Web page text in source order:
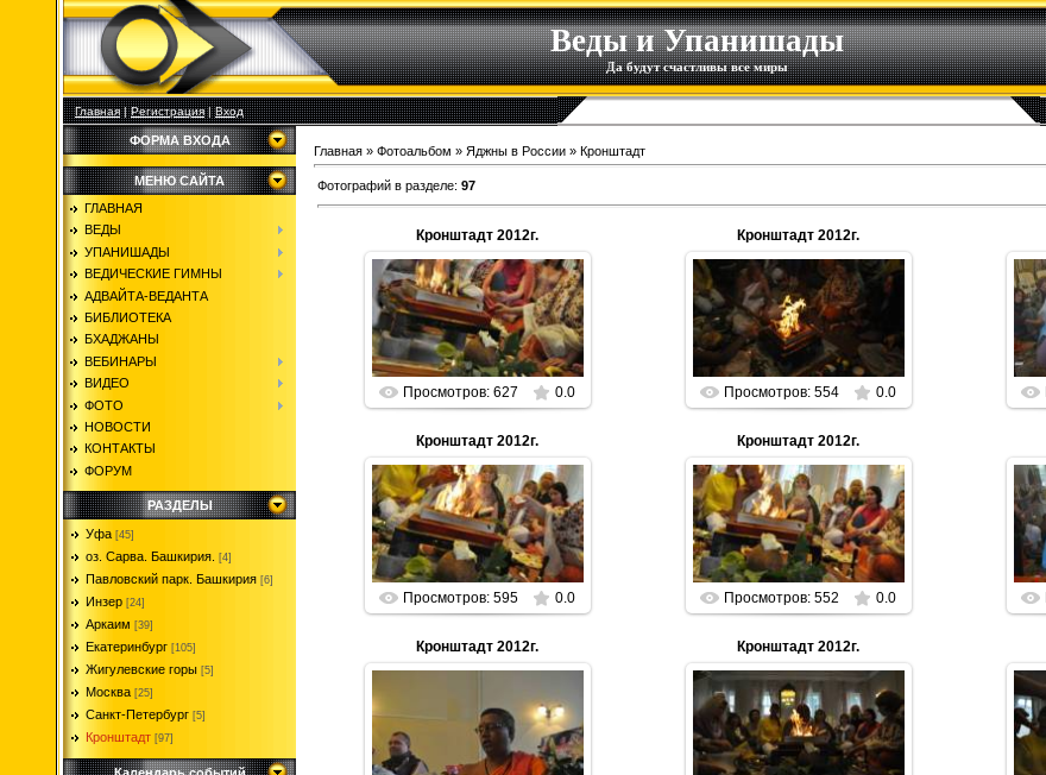
Веды и Упанишады
Да будут счастливы все миры
Главная|Регистрация|Вход
ФОРМА ВХОДА
МЕНЮ САЙТА
ГЛАВНАЯ
ВЕДЫ
УПАНИШАДЫ
ВЕДИЧЕСКИЕ ГИМНЫ
АДВАЙТА-ВЕДАНТА
БИБЛИОТЕКА
БХАДЖАНЫ
ВЕБИНАРЫ
ВИДЕО
ФОТО
НОВОСТИ
КОНТАКТЫ
ФОРУМ
РАЗДЕЛЫ
Уфа [45]
оз. Сарва. Башкирия. [4]
Павловский парк. Башкирия [6]
Инзер [24]
Аркаим [39]
Екатеринбург [105]
Жигулевские горы [5]
Москва [25]
Санкт-Петербург [5]
Кронштадт [97]
Главная » Фотоальбом » Яджны в России » Кронштадт
Фотографий в разделе: 97
Кронштадт 2012г.
01.01.2013
Parabrahman
Просмотров: 627 0.0
Кронштадт 2012г.
01.01.2013
Parabrahman
Просмотров: 554 0.0
Кронштадт 2012г.
01.01.2013
Parabrahman
Просмотров: 595 0.0
Кронштадт 2012г.
01.01.2013
Parabrahman
Просмотров: 552 0.0
Кронштадт 2012г.
01.01.2013
Parabrahman
Кронштадт 2012г.
01.01.2013
Parabrahman